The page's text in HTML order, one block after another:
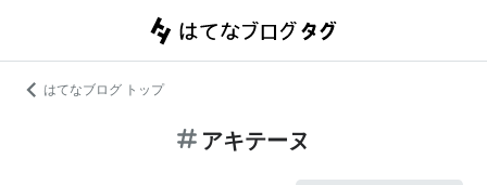
はてなブログ トップ
アキテーヌ